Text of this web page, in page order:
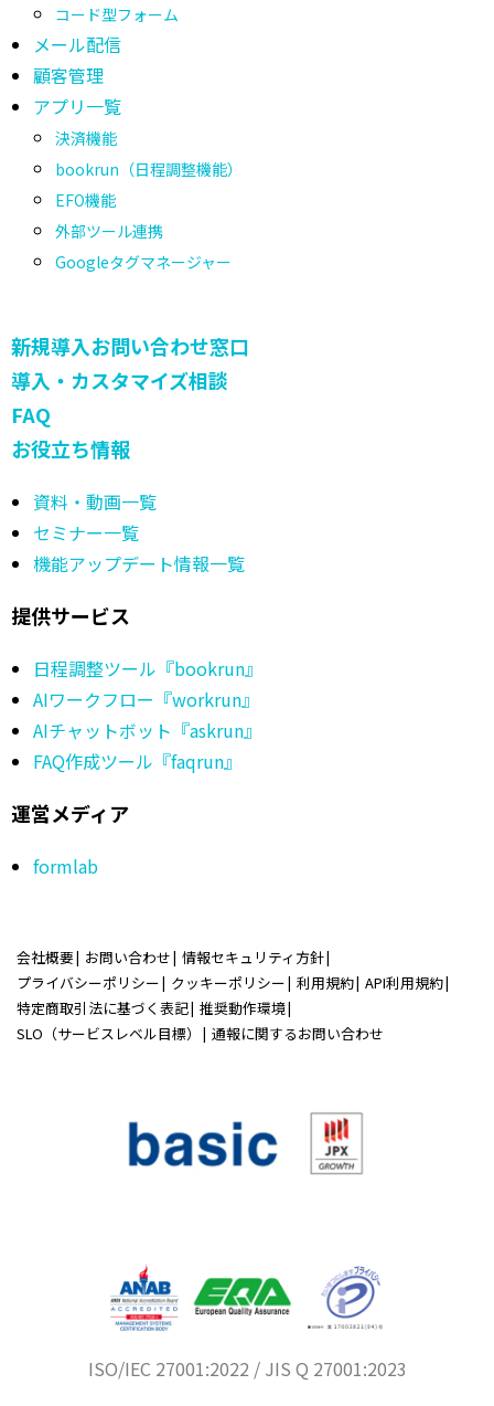
コード型フォーム
メール配信
顧客管理
アプリ一覧
決済機能
bookrun（日程調整機能）
EFO機能
外部ツール連携
Googleタグマネージャー
新規導入お問い合わせ窓口
導入・カスタマイズ相談
FAQ
お役立ち情報
資料・動画一覧
セミナー一覧
機能アップデート情報一覧
提供サービス
日程調整ツール『bookrun』
AIワークフロー『workrun』
AIチャットボット『askrun』
FAQ作成ツール『faqrun』
運営メディア
formlab
会社概要 お問い合わせ 情報セキュリティ方針
プライバシーポリシー
クッキーポリシー 利用規約 API利用規約
特定商取引法に基づく表記 推奨動作環境
SLO（サービスレベル目標）
通報に関するお問い合わせ
ISO/IEC 27001:2022 / JIS Q 27001:2023